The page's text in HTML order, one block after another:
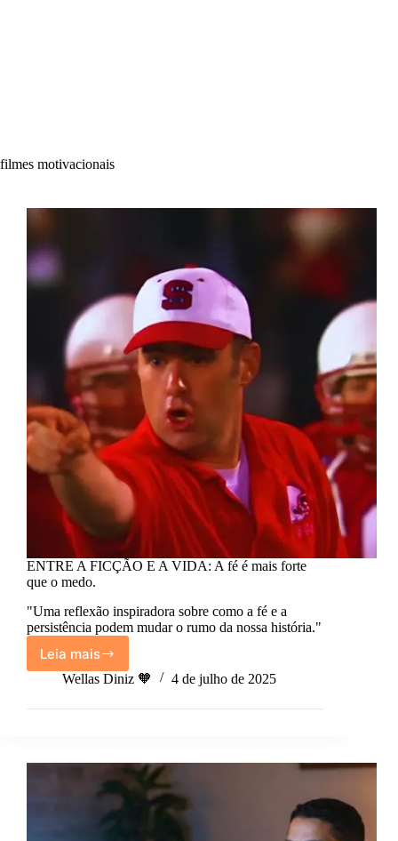
filmes motivacionais
ENTRE A FICÇÃO E A VIDA: A fé é mais forte
que o medo.
"Uma reflexão inspiradora sobre como a fé e a
persistência podem mudar o rumo da nossa história."
Leia mais
ENTRE
A
E
A
mais
Wellas Diniz 🧡 4 de julho de 2025